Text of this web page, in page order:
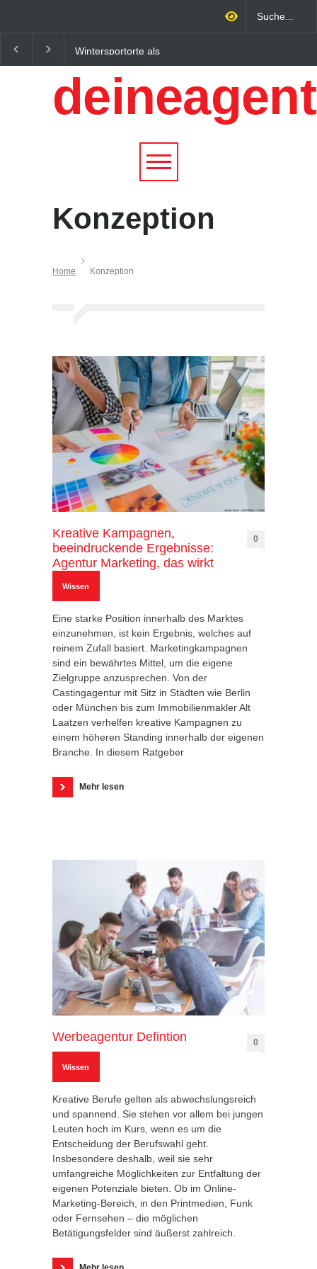
Wintersportorte als
Wirtschaftsfaktor: Wie
Alpenregionen von
Qualitätstourismus
profitieren
digitalen Zeitalter:
Unternehmen
wachsen lässt
Konzeption
Home Konzeption
Kreative Kampagnen,
beeindruckende Ergebnisse:
Agentur Marketing, das wirkt
0
Wissen
Eine starke Position innerhalb des Marktes
einzunehmen, ist kein Ergebnis, welches auf
reinem Zufall basiert. Marketingkampagnen
sind ein bewährtes Mittel, um die eigene
Zielgruppe anzusprechen. Von der
Castingagentur mit Sitz in Städten wie Berlin
oder München bis zum Immobilienmakler Alt
Laatzen verhelfen kreative Kampagnen zu
einem höheren Standing innerhalb der eigenen
Branche. In diesem Ratgeber
Mehr lesen
Werbeagentur Defintion 0
Wissen
Kreative Berufe gelten als abwechslungsreich
und spannend. Sie stehen vor allem bei jungen
Leuten hoch im Kurs, wenn es um die
Entscheidung der Berufswahl geht.
Insbesondere deshalb, weil sie sehr
umfangreiche Möglichkeiten zur Entfaltung der
eigenen Potenziale bieten. Ob im Online-
Marketing-Bereich, in den Printmedien, Funk
oder Fernsehen – die möglichen
Betätigungsfelder sind äußerst zahlreich.